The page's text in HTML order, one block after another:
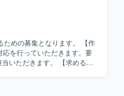
の募集となります。 【作
を行っていただきます。要
ます。 【求める人